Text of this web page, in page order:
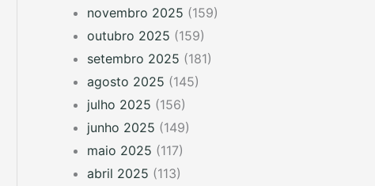
novembro 2025 (159)
outubro 2025 (159)
setembro 2025 (181)
agosto 2025 (145)
julho 2025 (156)
junho 2025 (149)
maio 2025 (117)
abril 2025 (113)